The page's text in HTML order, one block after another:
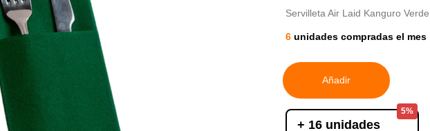
Servilleta Air Laid Kanguro
6 unidades compradas el mes
Añadir
5%
+ 16 unidades